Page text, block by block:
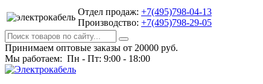
Отдел продаж: +7(495)798-04-13
Производство: +7(495)798-29-05
Принимаем оптовые заказы от 20000 руб.
Мы работаем: Пн - Пт: 9:00 - 18:00